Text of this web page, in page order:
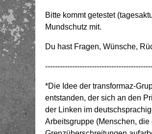
Bitte kommt getestet
Mundschutz mit.
Du hast Fragen, Wünsche,
*Die Idee der transformaz-
entstanden, der sich an den
der Linken im
Arbeitsgruppe (Menschen,